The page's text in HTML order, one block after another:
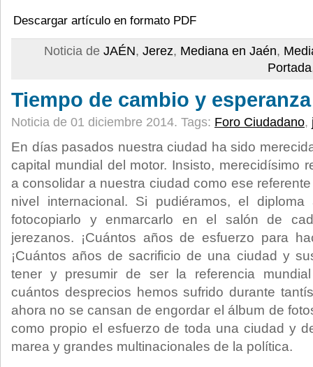
Descargar artículo en formato PDF
Noticia de JAÉN, Jerez, Mediana en Jaén,
Portada
Tiempo de cambio y esperanza
Noticia de 01 diciembre 2014. Tags: Foro Ciudadano,
En días pasados nuestra ciudad ha sido
capital mundial del motor. Insisto, merecidísimo
a consolidar a nuestra ciudad como ese
nivel internacional. Si pudiéramos, el diploma
fotocopiarlo y enmarcarlo en el salón de
jerezanos. ¡Cuántos años de esfuerzo para
¡Cuántos años de sacrificio de una ciudad y
tener y presumir de ser la referencia
cuántos desprecios hemos sufrido durante
ahora no se cansan de engordar el álbum de
como propio el esfuerzo de toda una ciudad y
marea y grandes multinacionales de la política.